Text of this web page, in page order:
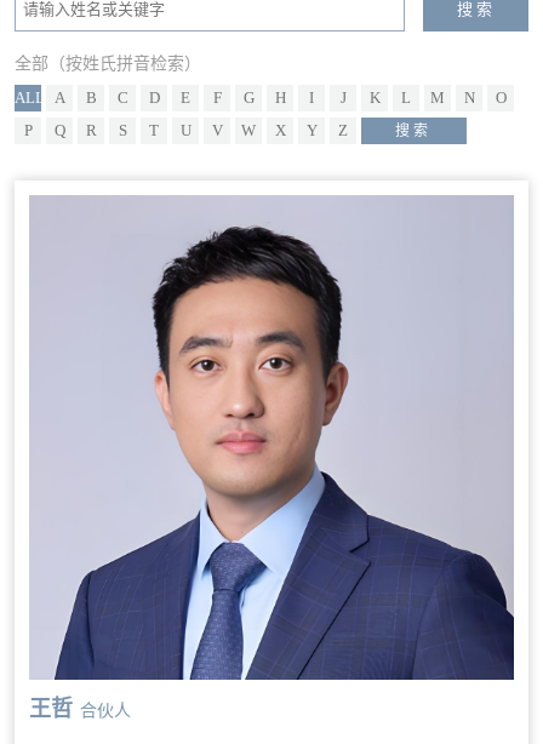
全部（按姓氏拼音检索）
ALL
A B C D E F G H I J K L M N
O
P
Q R S T U V W X Y Z
王哲 合伙人